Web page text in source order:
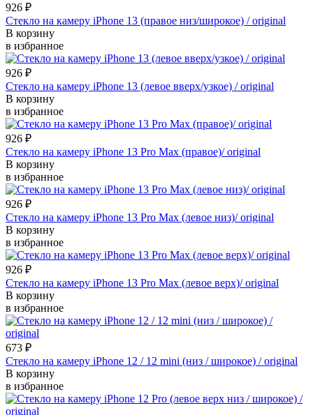
926 ₽
Стекло на камеру iPhone 13 (правое низ/широкое) / original
В корзину
в избранное
926 ₽
Стекло на камеру iPhone 13 (левое вверх/узкое) / original
В корзину
в избранное
926 ₽
Стекло на камеру iPhone 13 Pro Max (правое)/ original
В корзину
в избранное
926 ₽
Стекло на камеру iPhone 13 Pro Max (левое низ)/ original
В корзину
в избранное
926 ₽
Стекло на камеру iPhone 13 Pro Max (левое верх)/ original
В корзину
в избранное
673 ₽
Стекло на камеру iPhone 12 / 12 mini (низ / широкое) / original
В корзину
в избранное